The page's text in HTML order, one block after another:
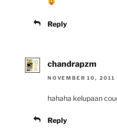
Reply
chandrapzm
NOVEMBER 10,
hahaha kelupaan
Reply